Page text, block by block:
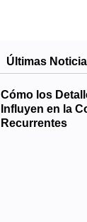
Últimas
Cómo los
Influyen en la
Recurrentes